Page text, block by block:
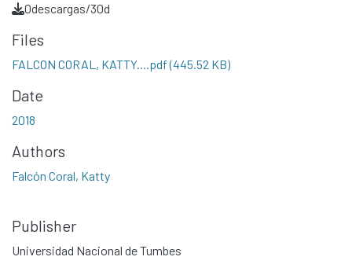
0descargas/30d
Files
FALCON CORAL, KATTY....pdf(445.52 KB)
Date
2018
Authors
Falcón Coral, Katty
Publisher
Universidad Nacional de Tumbes